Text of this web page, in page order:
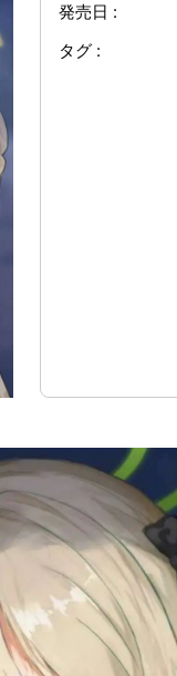
発売日
タグ